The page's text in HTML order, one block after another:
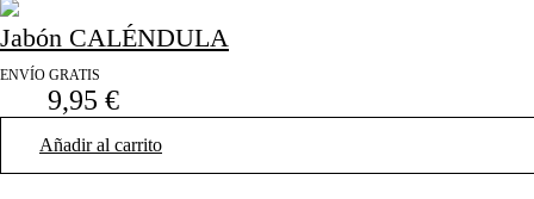
Jabón CALÉNDULA
ENVÍO GRATIS
9,95 €
Añadir al carrito